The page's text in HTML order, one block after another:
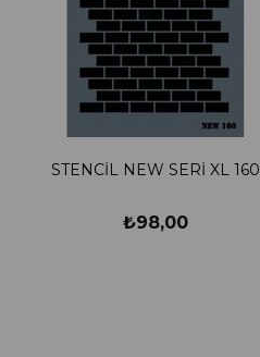
STENCİL NEW SERİ XL 160
₺98,00